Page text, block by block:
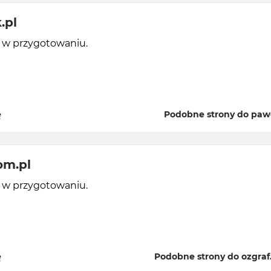
przygotowaniu.
Podobne strony do
przygotowaniu.
Podobne strony do